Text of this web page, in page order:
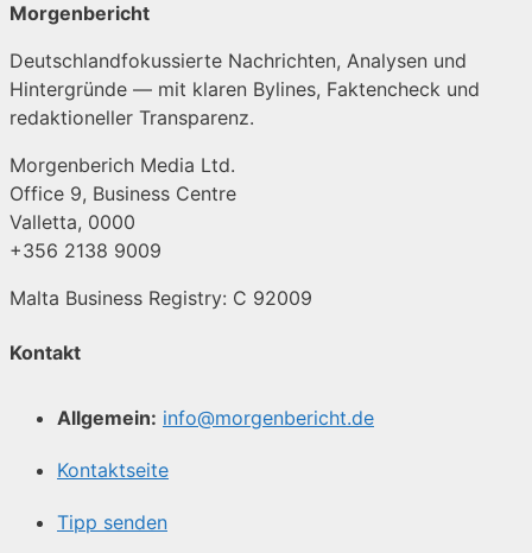
Morgenbericht
Deutschlandfokussierte Nachrichten, Analysen und
Hintergründe — mit klaren Bylines, Faktencheck und
redaktioneller Transparenz.
Morgenberich Media Ltd.
Office 9, Business Centre
Valletta, 0000
+356 2138 9009
Malta Business Registry: C 92009
Kontakt
Allgemein: info@morgenbericht.de
Kontaktseite
Tipp senden